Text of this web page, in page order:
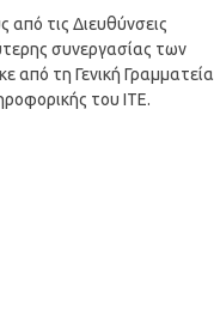
τις Διευθύνσεις
συνεργασίας των
από τη Γενική Γραμματεία
του ΙΤΕ.